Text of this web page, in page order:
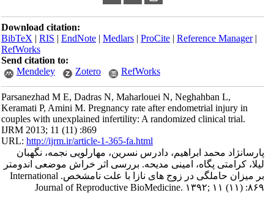
Download citation:
BibTeX|RIS|EndNote|Medlars|ProCite|Reference Manager
RefWorks
Send citation to:
Mendeley
Zotero RefWorks
Parsanezhad M E, Dadras N, Maharlouei N, Neghahban L,
Keramati P, Amini M. Pregnancy rate after endometrial injury in
couples with unexplained infertility: A randomized clinical trial.
IJRM 2013; 11 (11) :869
URL:http://ijrm.ir/article-1-365-fa.html
پارسانژاد محمد ابراهیم، دادرس نسرین، مهارلویی نجمه، نگهبان
لیلا، کرامتی پگاه، امینی مدیحه. بررسی اثر خراش موضعی اندومتر
بر میزان حاملگی در زوج های نازا با علت نامشخص. International
Journal of Reproductive BioMedicine. ۱۳۹۲; ۱۱ (۱۱) :۸۶۹